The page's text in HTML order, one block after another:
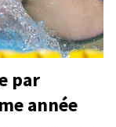
par
année